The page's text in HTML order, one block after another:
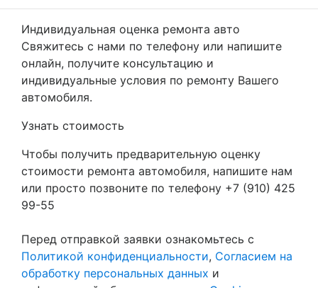
Индивидуальная оценка ремонта авто
Свяжитесь с нами по телефону или напишите
онлайн, получите консультацию и
индивидуальные условия по ремонту Вашего
автомобиля.
Узнать стоимость
Чтобы получить предварительную оценку
стоимости ремонта автомобиля, напишите нам
или просто позвоните по телефону +7 (910) 425
99-55
Перед отправкой заявки ознакомьтесь с
Политикой конфиденциальности, Согласием на
обработку персональных данных и